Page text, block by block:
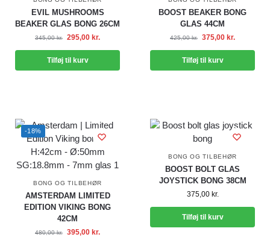
EVIL MUSHROOMS
BEAKER GLAS BONG 26CM
345,00kr. 295,00 kr.
Tilføj til kurv
BOOST BEAKER BONG
GLAS 44CM
425,00kr. 375,00 kr.
Tilføj til kurv
-18%
BONG OG TILBEHØR
AMSTERDAM LIMITED
EDITION VIKING BONG
42CM
480,00kr. 395,00 kr.
BONG OG TILBEHØR
BOOST BOLT GLAS
JOYSTICK BONG 38CM
375,00 kr.
Tilføj til kurv